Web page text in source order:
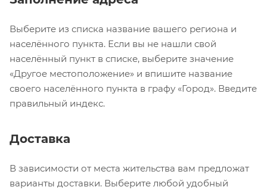
Выберите из списка название вашего региона и
населённого пункта. Если вы не нашли свой
населённый пункт в списке, выберите значение
«Другое местоположение» и впишите название
своего населённого пункта в графу «Город». Введите
правильный индекс.
Доставка
В зависимости от места жительства вам предложат
варианты доставки. Выберите любой удобный